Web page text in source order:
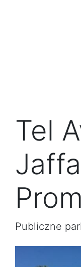
Tel
Jaffa
Publiczne